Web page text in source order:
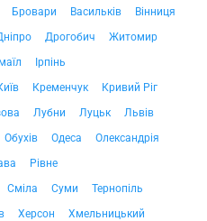
Бровари Васильків
Вінниця
Дрогобич
Житомир
Ірпінь
Кременчук
Кривий Ріг
Лубни Луцьк
Львів
Обухів Одеса
Олександрія
Рівне
Сміла Суми
Тернопіль
Херсон
Хмельницький